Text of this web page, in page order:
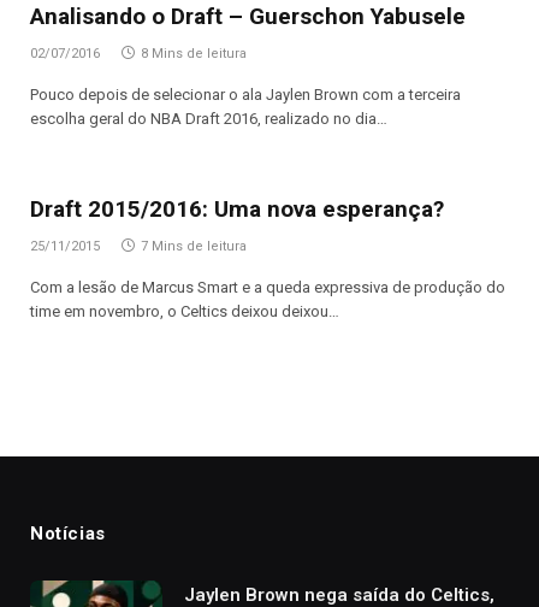
Analisando o Draft – Guerschon Yabusele
02/07/2016 8 Mins de leitura
Pouco depois de selecionar o ala Jaylen Brown com a terceira
escolha geral do NBA Draft 2016, realizado no dia…
Draft 2015/2016: Uma nova esperança?
25/11/2015 7 Mins de leitura
Com a lesão de Marcus Smart e a queda expressiva de produção do
time em novembro, o Celtics deixou deixou…
Notícias
Jaylen Brown nega saída do Celtics,